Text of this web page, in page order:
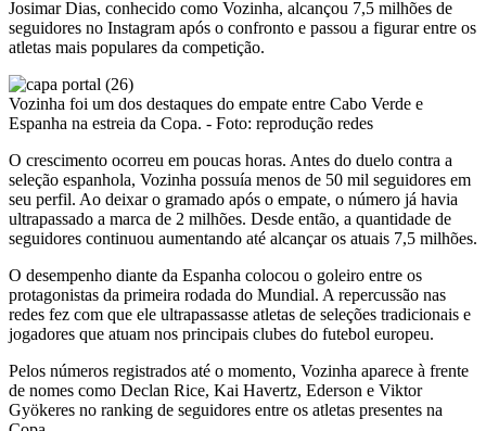
Josimar Dias, conhecido como Vozinha, alcançou 7,5 milhões de
seguidores no Instagram após o confronto e passou a figurar entre os
atletas mais populares da competição.
Vozinha foi um dos destaques do empate entre Cabo Verde e
Espanha na estreia da Copa. - Foto: reprodução redes
O crescimento ocorreu em poucas horas. Antes do duelo contra a
seleção espanhola, Vozinha possuía menos de 50 mil seguidores em
seu perfil. Ao deixar o gramado após o empate, o número já havia
ultrapassado a marca de 2 milhões. Desde então, a quantidade de
seguidores continuou aumentando até alcançar os atuais 7,5 milhões.
O desempenho diante da Espanha colocou o goleiro entre os
protagonistas da primeira rodada do Mundial. A repercussão nas
redes fez com que ele ultrapassasse atletas de seleções tradicionais e
jogadores que atuam nos principais clubes do futebol europeu.
Pelos números registrados até o momento, Vozinha aparece à frente
de nomes como Declan Rice, Kai Havertz, Ederson e Viktor
Gyökeres no ranking de seguidores entre os atletas presentes na